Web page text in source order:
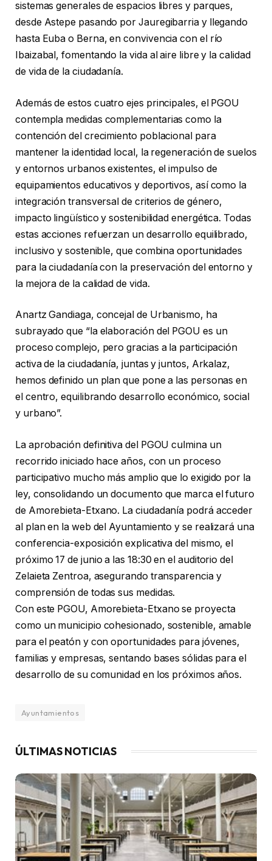
sistemas generales de espacios libres y parques,
desde Astepe pasando por Jauregibarria y llegando
hasta Euba o Berna, en convivencia con el río
Ibaizabal, fomentando la vida al aire libre y la calidad
de vida de la ciudadanía.
Además de estos cuatro ejes principales, el PGOU
contempla medidas complementarias como la
contención del crecimiento poblacional para
mantener la identidad local, la regeneración de suelos
y entornos urbanos existentes, el impulso de
equipamientos educativos y deportivos, así como la
integración transversal de criterios de género,
impacto lingüístico y sostenibilidad energética. Todas
estas acciones refuerzan un desarrollo equilibrado,
inclusivo y sostenible, que combina oportunidades
para la ciudadanía con la preservación del entorno y
la mejora de la calidad de vida.
Anartz Gandiaga, concejal de Urbanismo, ha
subrayado que “la elaboración del PGOU es un
proceso complejo, pero gracias a la participación
activa de la ciudadanía, juntas y juntos, Arkalaz,
hemos definido un plan que pone a las personas en
el centro, equilibrando desarrollo económico, social
y urbano”.
La aprobación definitiva del PGOU culmina un
recorrido iniciado hace años, con un proceso
participativo mucho más amplio que lo exigido por la
ley, consolidando un documento que marca el futuro
de Amorebieta-Etxano. La ciudadanía podrá acceder
al plan en la web del Ayuntamiento y se realizará una
conferencia-exposición explicativa del mismo, el
próximo 17 de junio a las 18:30 en el auditorio del
Zelaieta Zentroa, asegurando transparencia y
comprensión de todas sus medidas.
Con este PGOU, Amorebieta-Etxano se proyecta
como un municipio cohesionado, sostenible, amable
para el peatón y con oportunidades para jóvenes,
familias y empresas, sentando bases sólidas para el
desarrollo de su comunidad en los próximos años.
Ayuntamientos
ÚLTIMAS NOTICIAS